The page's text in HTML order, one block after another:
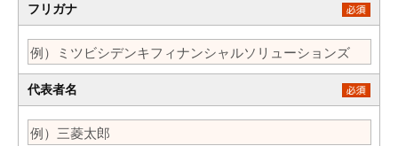
フリガナ
代表者名